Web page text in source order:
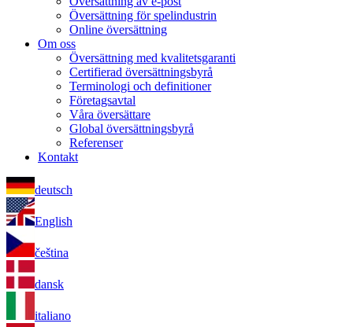
Översättning för spelindustrin
Online översättning
Om oss
Översättning med kvalitetsgaranti
Certifierad översättningsbyrå
Terminologi och definitioner
Företagsavtal
Våra översättare
Global översättningsbyrå
Referenser
Kontakt
deutsch
English
čeština
dansk
italiano